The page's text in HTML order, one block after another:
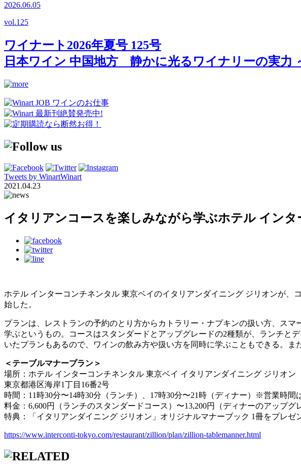
2026.06.05
vol.125
ワイナート2026年夏号 125号
日本ワイン 中国地方 静かに光るワイナリーの実力
Tweets by WinartWinart
2021.04.23
イタリアンコースを楽しみながら学ぶホテル イン
ホテル インターコンチネンタル 東京ベイのイタリアンダイニング ジリオンが
始した。
プランは、レストランの予約のとり方からカトラリー・ナプキンの扱い方、ス
学ぶというもの。コースはスタンダードとアップグレードの2種類が、ランチと
いたプランもあるので、ワインの飲み方や扱い方を同時に学ぶこともできる。
＜テーブルマナープラン＞
場所：ホテル インターコンチネンタル 東京ベイ イタリアンダイニング ジリオン
東京都港区海岸1丁目16番2号
時間：11時30分〜14時30分（ランチ）、17時30分〜21時（ディナー）※営業時間
料金：6,600円（ランチのスタンダードコース）〜13,200円（ディナーのアップグ
特典：「イタリアンダイニング ジリオン」オリジナルマナーブック 1冊をプレ
https://www.interconti-tokyo.com/restaurant/zillion/plan/zillion-tablemanner.html